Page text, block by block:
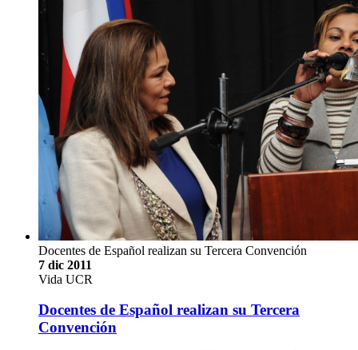
Docentes de Español realizan su Tercera Convención
7 dic 2011
Vida UCR
Docentes de Español realizan su Tercera
Convención